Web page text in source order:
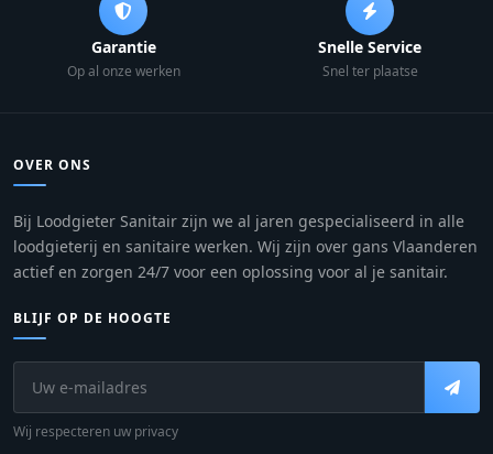
Garantie
Op al onze werken
Snelle Service
Snel ter plaatse
OVER ONS
Bij Loodgieter Sanitair zijn we al jaren gespecialiseerd in alle
loodgieterij en sanitaire werken. Wij zijn over gans Vlaanderen
actief en zorgen 24/7 voor een oplossing voor al je sanitair.
BLIJF OP DE HOOGTE
Wij respecteren uw privacy